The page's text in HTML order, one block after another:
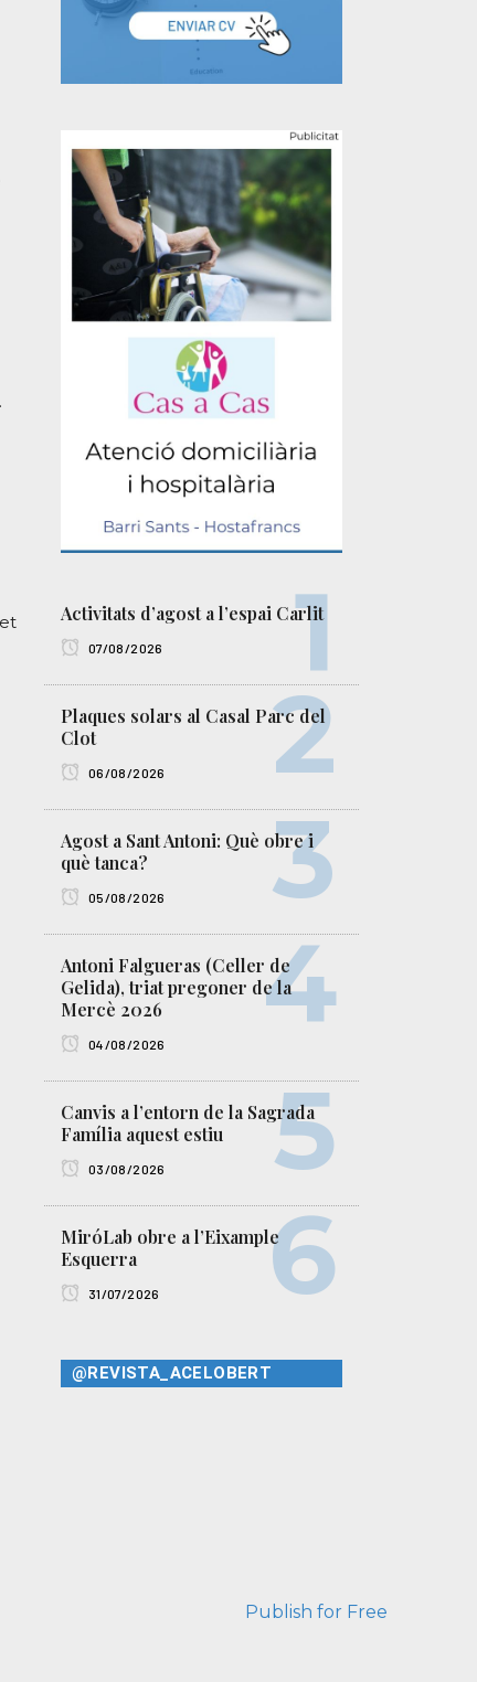
Publish for Free
Activitats d’agost a l’espai Carlit
07/08/2026
Plaques solars al Casal Parc del
Clot
06/08/2026
Agost a Sant Antoni: Què obre i
què tanca?
05/08/2026
Antoni Falgueras (Celler de
Gelida), triat pregoner de la
Mercè 2026
04/08/2026
Canvis a l’entorn de la Sagrada
Família aquest estiu
03/08/2026
MiróLab obre a l’Eixample
Esquerra
31/07/2026
@REVISTA_ACELOBERT